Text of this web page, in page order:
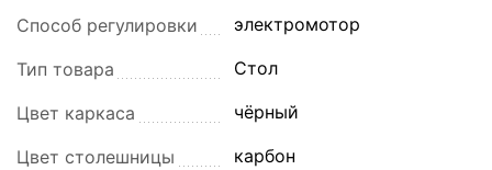
Способ регулировки электромотор
Тип товара Стол
Цвет каркаса чёрный
Цвет столешницы карбон